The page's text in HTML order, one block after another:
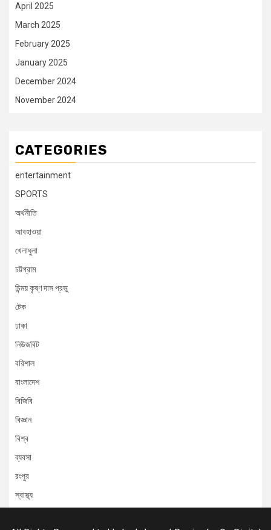
April 2025
March 2025
February 2025
January 2025
December 2024
November 2024
CATEGORIES
entertainment
SPORTS
অর্থনীতি
আবহাওয়া
খেলাধুলা
চট্টগ্রাম
চিন্ময় কৃষ্ণ দাস প্রভু
টেক
ঢাকা
নিউজবিট
বরিশাল
বাংলাদেশ
বিজিবি
বিজ্ঞান
বিশ্ব
ব্যবসা
রংপুর
স্বাস্থ্য